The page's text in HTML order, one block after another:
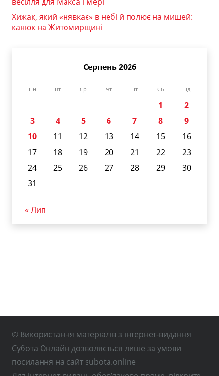
Хижак, який «нявкає» в небі й полює на мишей:
канюк на Житомирщині
Серпень 2026
Пн Вт Ср Чт Пт Сб Нд
1
2
3
4 5 6 7 8
9
10
11 12 13 14 15
16
17
18 19 20 21 22
23
24
25 26 27 28 29
30
31
« Лип
© Використання матеріалів з інтернет-видання
Субота Онлайн дозволяється лише за умови
посилання на сайт subota.online